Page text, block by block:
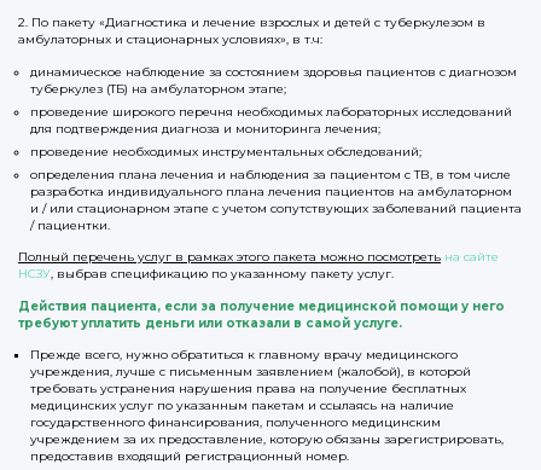
2. По пакету «Диагностика и лечение взрослых и детей с туберкулезом в
амбулаторных и стационарных условиях», в т.ч:
динамическое наблюдение за состоянием здоровья пациентов с диагнозом
туберкулез (ТБ) на амбулаторном этапе;
проведение широкого перечня необходимых лабораторных исследований
для подтверждения диагноза и мониторинга лечения;
проведение необходимых инструментальных обследований;
определения плана лечения и наблюдения за пациентом с ТВ, в том числе
разработка индивидуального плана лечения пациентов на амбулаторном
и / или стационарном этапе с учетом сопутствующих заболеваний пациента
/ пациентки.
Полный перечень услуг в рамках этого пакета можно посмотреть на сайте
НСЗУ, выбрав спецификацию по указанному пакету услуг.
Действия пациента, если за получение медицинской помощи у него
требуют уплатить деньги или отказали в самой услуге.
Прежде всего, нужно обратиться к главному врачу медицинского
учреждения, лучше с письменным заявлением (жалобой), в которой
требовать устранения нарушения права на получение бесплатных
медицинских услуг по указанным пакетам и ссылаясь на наличие
государственного финансирования, полученного медицинским
учреждением за их предоставление, которую обязаны зарегистрировать,
предоставив входящий регистрационный номер.